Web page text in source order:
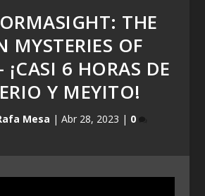
THE
MYSTERIES OF
¡CASI 6 HORAS DE
Y MEYITO!
Mesa | Abr 28, 2023 | 0